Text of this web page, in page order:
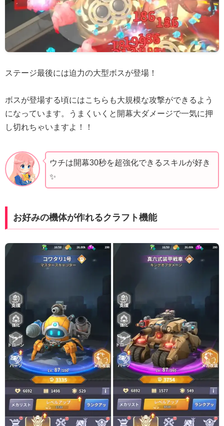
ステージ最後には迫力の大型ボスが登場！
ボスが登場する頃にはこちらも大規模な攻撃ができるよう
になっています。うまくいくと開幕大ダメージで一気に押
し切れちゃいますよ！！
ウチは開幕30秒を超強化できるスキルが好き
✨️
お好みの機体が作れるクラフト機能